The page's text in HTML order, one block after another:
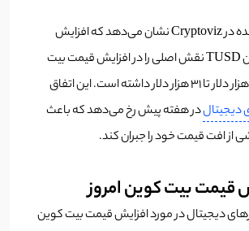
داده‌های منتشر شده در Cryptoviz نشان می‌دهد که افزایش
عرضه استیبل کوین TUSD نقش اصلی را در افزایش قیمت بیت
کوین از نزدیک 25 هزار دلار تا 31 هزار دلار داشته است. این اتفاق
دیجیتالدر هفته پیش رخ می‌دهد که باعث
از افت قیمت خود را جبران کند.
قیمت بیت کوین امروز
دیجیتال در مورد افزایش قیمت بیت کوین